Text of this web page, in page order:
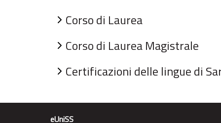
Corso di Laurea
Corso di Laurea Magistrale
Certificazioni delle lingue di
eUniSS